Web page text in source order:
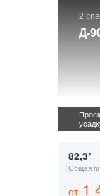
2
Д-
82,3²
Общая
от1